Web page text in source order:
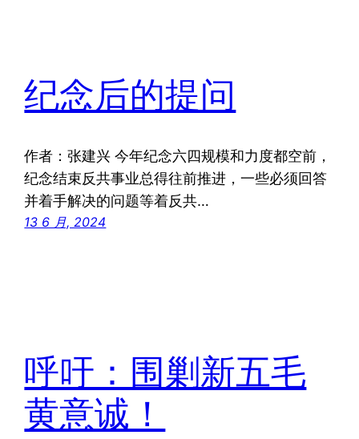
纪念后的提问
作者：张建兴 今年纪念六四规模和力度都空前，
纪念结束反共事业总得往前推进，一些必须回答
并着手解决的问题等着反共…
13 6 月, 2024
呼吁：围剿新五毛
黄意诚！